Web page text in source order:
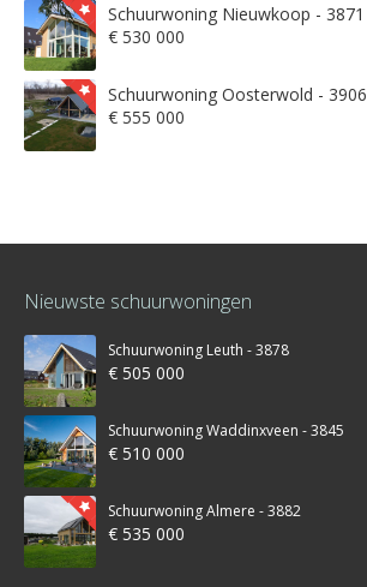
Schuurwoning Nieuwkoop - 3871
€ 530 000
Schuurwoning Oosterwold - 3906
€ 555 000
Nieuwste schuurwoningen
Schuurwoning Leuth - 3878
€ 505 000
Schuurwoning Waddinxveen - 3845
€ 510 000
Schuurwoning Almere - 3882
€ 535 000